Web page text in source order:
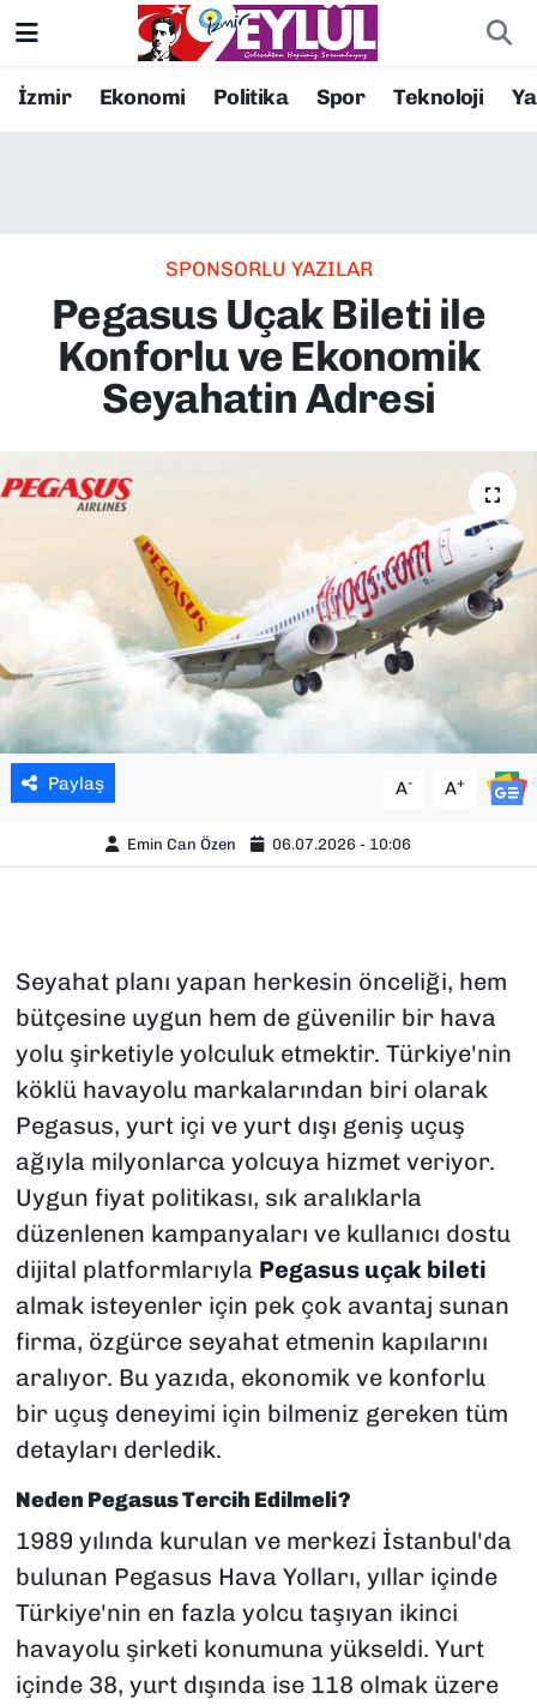
İzmir Ekonomi Politika Spor Teknoloji
SPONSORLU YAZILAR
Pegasus Uçak Bileti ile
Konforlu ve Ekonomik
Seyahatin Adresi
Paylaş A- A+
Emin Can Özen 06.07.2026 - 10:06
Seyahat planı yapan herkesin önceliği, hem
bütçesine uygun hem de güvenilir bir hava
yolu şirketiyle yolculuk etmektir. Türkiye'nin
köklü havayolu markalarından biri olarak
Pegasus, yurt içi ve yurt dışı geniş uçuş
ağıyla milyonlarca yolcuya hizmet veriyor.
Uygun fiyat politikası, sık aralıklarla
düzenlenen kampanyaları ve kullanıcı dostu
dijital platformlarıyla Pegasus uçak bileti
almak isteyenler için pek çok avantaj sunan
firma, özgürce seyahat etmenin kapılarını
aralıyor. Bu yazıda, ekonomik ve konforlu
bir uçuş deneyimi için bilmeniz gereken tüm
detayları derledik.
Neden Pegasus Tercih Edilmeli?
1989 yılında kurulan ve merkezi İstanbul'da
bulunan Pegasus Hava Yolları, yıllar içinde
Türkiye'nin en fazla yolcu taşıyan ikinci
havayolu şirketi konumuna yükseldi. Yurt
içinde 38, yurt dışında ise 118 olmak üzere
Resmi İlanlar
EKONOMİ
KÜLTÜR SANAT
MAGAZİN
POLİTİKA
SPOR
TEKNOLOJİ
YAŞAM
Konak Nöbetçi Eczaneler
Süper Lig Puan Durumu ve Fikstür
Tüm Manşetler
Son Dakika Haberleri
Haber Arşivi